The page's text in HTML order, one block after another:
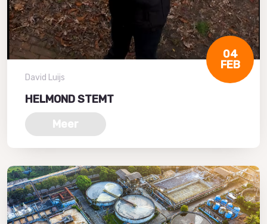
04
FEB
David Luijs
HELMOND STEMT
Meer